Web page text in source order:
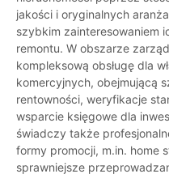
jakości i oryginalnych
szybkim zainteresowaniem
remontu. W obszarze
kompleksową obsługę dla
komercyjnych, obejmującą
rentowności, weryfikacje
wsparcie księgowe dla
świadczy także
formy promocji, m.in. home
sprawniejsze